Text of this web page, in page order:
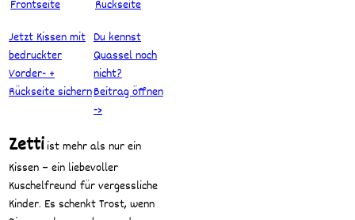
Jetzt Kissen mit
bedruckter
Vorder- +
Rückseite sichern
Du kennst
Quassel noch
nicht?
Beitrag öffnen
->
Zettiist mehr als nur ein
Kissen – ein liebevoller
Kuschelfreund für vergessliche
Kinder. Es schenkt Trost, wenn